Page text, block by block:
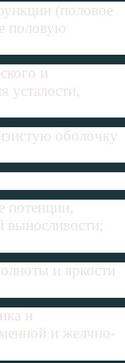
(половое
половую
и
усталости,
оболочку
потенции,
выносливости;
и яркости
и
и желчно-